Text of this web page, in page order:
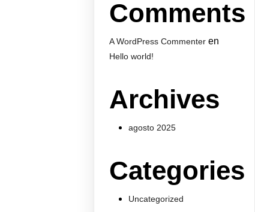
Comments
A WordPress Commenter en
Hello world!
Archives
agosto 2025
Categories
Uncategorized